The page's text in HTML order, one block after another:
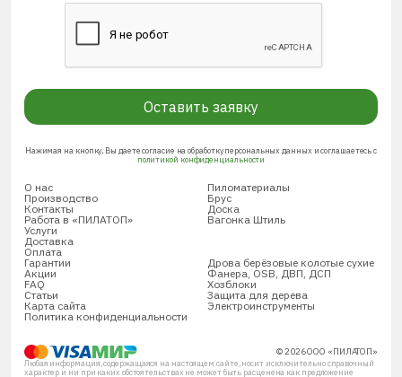
Оставить заявку
Нажимая на кнопку, Вы даете согласие на обработку персональных данных и соглашаетесь с
политикой конфиденциальности
О нас
Производство
Контакты
Работа в «ПИЛАТОП»
Услуги
Доставка
Оплата
Гарантии
Акции
FAQ
Статьи
Карта сайта
Политика конфиденциальности
Пиломатериалы
Брус
Доска
Вагонка Штиль
Дрова берёзовые колотые сухие
Фанера, OSB, ДВП, ДСП
Хозблоки
Защита для дерева
Электроинструменты
© 2026 ООО «ПИЛАТОП»
Любая информация, содержащаяся на настоящем сайте, носит исключительно справочный
характер и ни при каких обстоятельствах не может быть расценена как предложение